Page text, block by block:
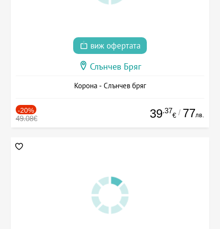
виж офертата
Слънчев Бряг
Корона - Слънчев бряг
-20%
49.08€ 39.37
€ / 77лв.